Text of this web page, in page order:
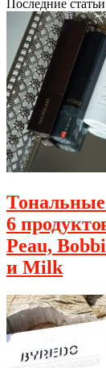
Последние статьи
Тональные
6
Peau,
и Milk